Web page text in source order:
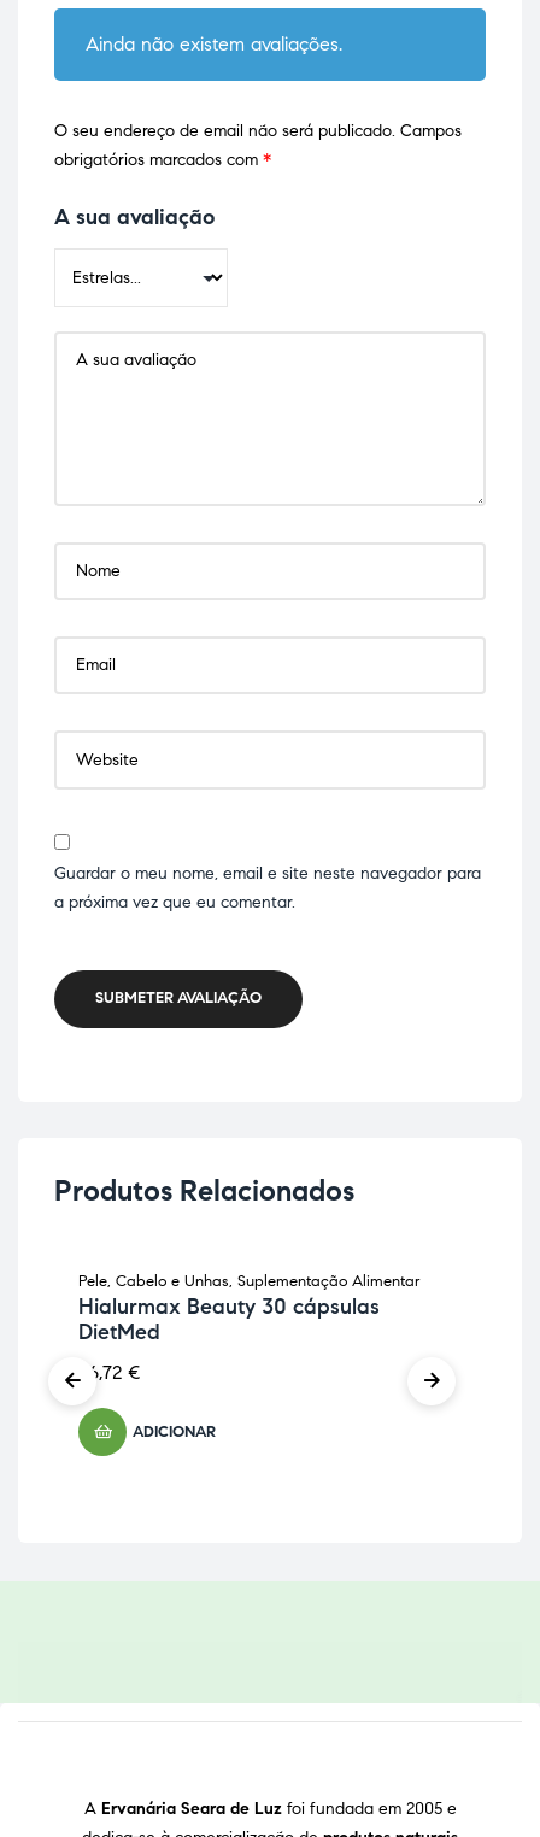
Ainda não existem avaliações.
O seu endereço de email não será publicado. Campos
obrigatórios marcados com *
A sua avaliação
Guardar o meu nome, email e site neste navegador para
a próxima vez que eu comentar.
SUBMETER AVALIAÇÃO
Produtos Relacionados
Pele, Cabelo e Unhas, Suplementação Alimentar
Hialurmax Beauty 30 cápsulas
DietMed
26,72 €
ADICIONAR
A Ervanária Seara de Luz foi fundada em 2005 e